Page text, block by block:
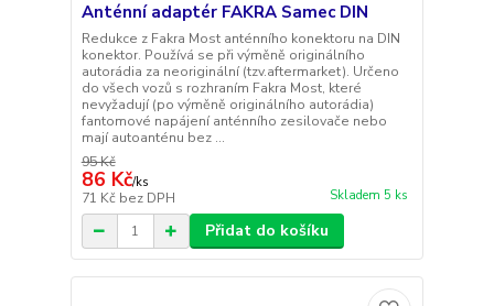
Anténní adaptér FAKRA Samec DIN
Redukce z Fakra Most anténního konektoru na DIN
konektor. Používá se při výměně originálního
autorádia za neoriginální (tzv.aftermarket). Určeno
do všech vozů s rozhraním Fakra Most, které
nevyžadují (po výměně originálního autorádia)
fantomové napájení anténního zesilovače nebo
mají autoanténu bez ...
95 Kč
86 Kč/ks
71 Kč bez DPH Skladem 5 ks
Přidat do košíku